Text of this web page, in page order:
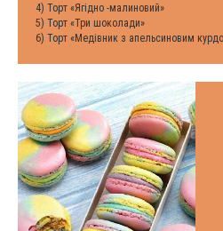
4) Торт «Ягідно -малиновий»
5) Торт «Три шоколади»
6) Торт «Медівник з апельсиновим